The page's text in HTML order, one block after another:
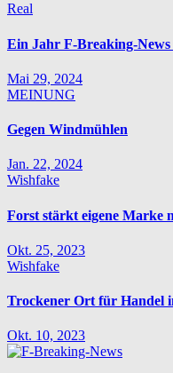
Real
Ein Jahr F-Breaking-News
Mai 29, 2024
MEINUNG
Gegen Windmühlen
Jan. 22, 2024
Wishfake
Forst stärkt eigene Marke
Okt. 25, 2023
Wishfake
Trockener Ort für Handel
Okt. 10, 2023